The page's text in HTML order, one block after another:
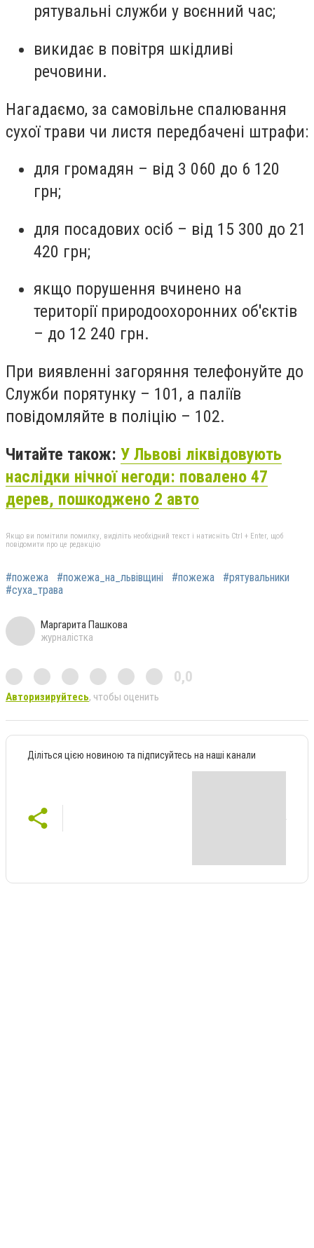
рятувальні служби у воєнний час;
викидає в повітря шкідливі
речовини.
Нагадаємо, за самовільне спалювання
сухої трави чи листя передбачені штрафи:
для громадян – від 3 060 до 6 120
грн;
для посадових осіб – від 15 300 до 21
420 грн;
якщо порушення вчинено на
території природоохоронних об'єктів
– до 12 240 грн.
При виявленні загоряння телефонуйте до
Служби порятунку – 101, а паліїв
повідомляйте в поліцію – 102.
Читайте також: У Львові ліквідовують
наслідки нічної негоди: повалено 47
дерев, пошкоджено 2 авто
Якщо ви помітили помилку, виділіть необхідний текст і натисніть Ctrl + Enter, щоб
повідомити про це редакцію
#пожежа #пожежа_на_львівщині #пожежа
#рятувальники
#суха_трава
Маргарита Пашкова
журналістка
0,0
Авторизируйтесь, чтобы оценить
Діліться цією новиною та підписуйтесь на наші канали